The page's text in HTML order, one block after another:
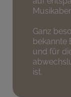
Ganz
bekannte
und für
ist.